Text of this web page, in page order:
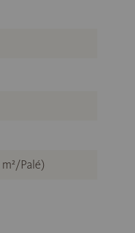
Palé)